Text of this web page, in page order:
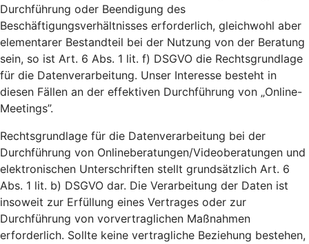
Durchführung oder Beendigung des
Beschäftigungsverhältnisses erforderlich, gleichwohl aber
elementarer Bestandteil bei der Nutzung von der Beratung
sein, so ist Art. 6 Abs. 1 lit. f) DSGVO die Rechtsgrundlage
für die Datenverarbeitung. Unser Interesse besteht in
diesen Fällen an der effektiven Durchführung von „Online-
Meetings”.
Rechtsgrundlage für die Datenverarbeitung bei der
Durchführung von Onlineberatungen/Videoberatungen und
elektronischen Unterschriften stellt grundsätzlich Art. 6
Abs. 1 lit. b) DSGVO dar. Die Verarbeitung der Daten ist
insoweit zur Erfüllung eines Vertrages oder zur
Durchführung von vorvertraglichen Maßnahmen
erforderlich. Sollte keine vertragliche Beziehung bestehen,